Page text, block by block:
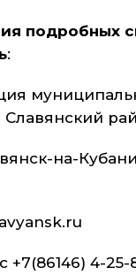
подробных
:
Славянский
на-
+7(86146) 4-25-